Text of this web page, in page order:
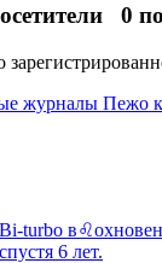
0
журналы Пежо
turbo
6 лет.